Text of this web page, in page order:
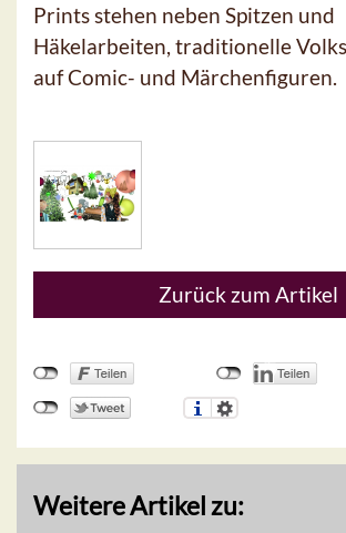
Prints stehen neben Spitzen und
Häkelarbeiten, traditionelle
auf Comic- und Märchenfiguren.
Zurück zum Artikel
Weitere Artikel zu: